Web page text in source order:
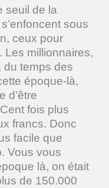
seuil de la
sous
ceux pour
Les millionnaires,
du temps des
époque-là,
d’être
fois plus
francs. Donc
facile que
Vous vous
là, on était
de 150.000